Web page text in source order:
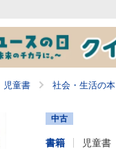
児童書 社会・生活の本
中古
書籍 児童書